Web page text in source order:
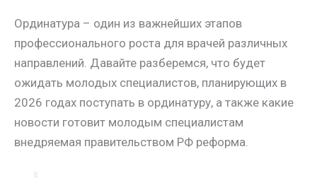
s
s
n
i
k
i
p
p
r
e
s
t
i
l
п
р
а
в
и
т
ь
Ординатура – один из важнейших этапов
профессионального роста для врачей различных
направлений. Давайте разберемся, что будет
ожидать молодых специалистов, планирующих в
2026 годах поступать в ординатуру, а также какие
новости готовит молодым специалистам
внедряемая правительством РФ реформа.